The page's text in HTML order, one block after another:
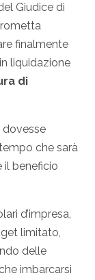
Giudice di
finalmente
liquidazione
di
dovesse
che sarà
il beneficio
d’impresa,
limitato,
delle
imbarcarsi